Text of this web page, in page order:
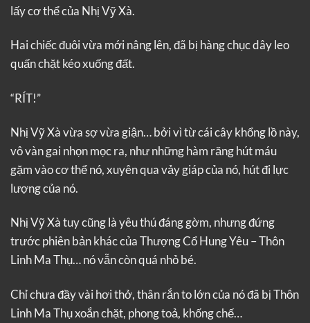
lấy cơ thể của Nhị Vỹ Xà.
Hai chiếc đuôi vừa mới nâng lên, đã bị hàng chục dây leo
quấn chặt kéo xuống đất.
“RÍT!”
Nhị Vỹ Xà vừa sợ vừa giận… bởi vì từ cái cây khổng lồ này,
vô vàn gai nhọn mọc ra, như những hàm răng hút máu
gặm vào cơ thể nó, xuyên qua vảy giáp của nó, hút đi lực
lượng của nó.
Nhị Vỹ Xà tuy cũng là yêu thú đáng gờm, nhưng đứng
trước phiên bản khác của Thượng Cổ Hung Yêu – Thôn
Linh Ma Thụ… nó vẫn còn quá nhỏ bé.
Chỉ chưa đầy vài hơi thở, thân rắn to lớn của nó đã bị Thôn
Linh Ma Thụ xoắn chặt, phong toả, khống chế…